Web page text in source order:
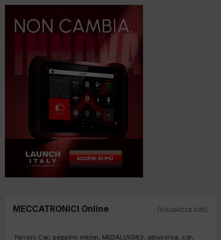
MECCATRONICI Online (Visualizza tutti)
Ferroni Car peppino mibtel MEDALUIGI63 albycorsa cdr